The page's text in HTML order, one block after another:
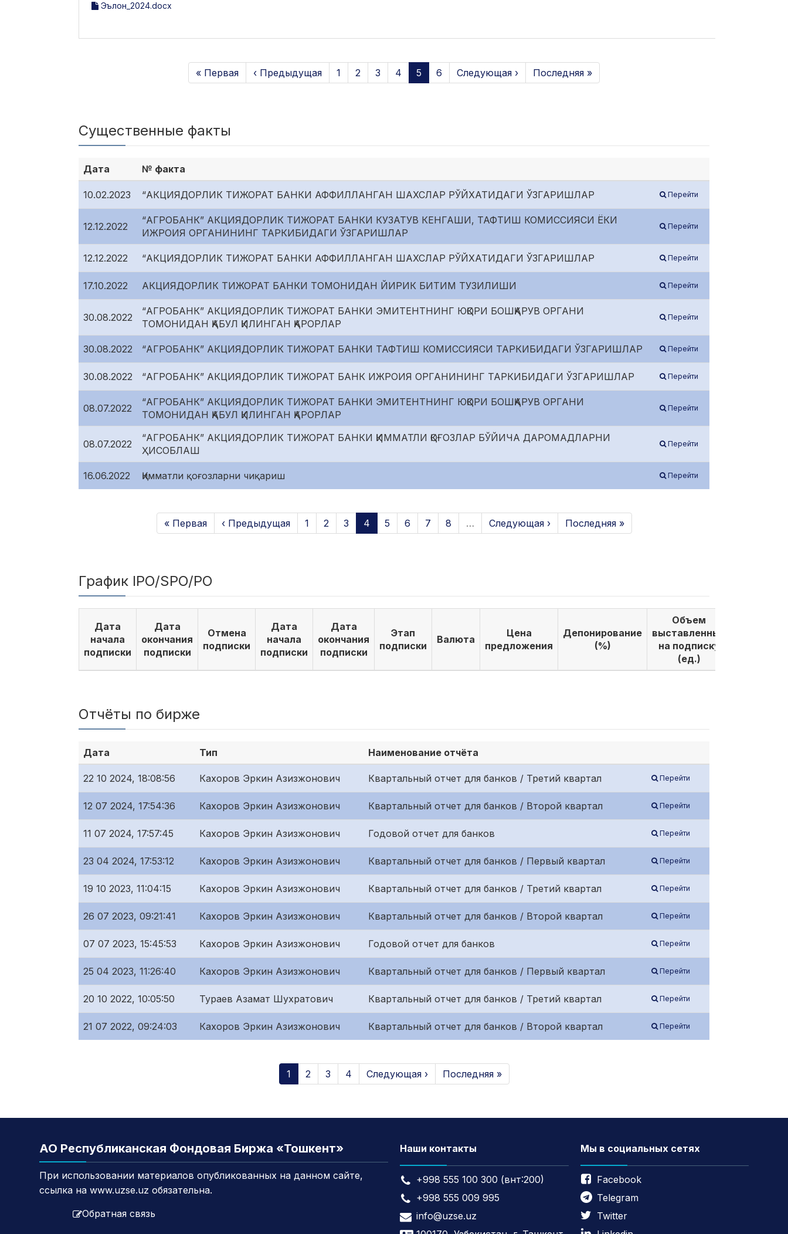
Эълон_2024.docx
« Первая ‹ Предыдущая 1 2 3 4 5 6 Следующая › Последняя »
Существенные факты
Дата № факта
10.02.2023 “АКЦИЯДОРЛИК ТИЖОРАТ БАНКИ АФФИЛЛАНГАН ШАХСЛАР РЎЙХАТИДАГИ ЎЗГАРИШЛАР Перейти
12.12.2022
“АГРОБАНК” АКЦИЯДОРЛИК ТИЖОРАТ БАНКИ КУЗАТУВ КЕНГАШИ, ТАФТИШ КОМИССИЯСИ ЁКИ
ИЖРОИЯ ОРГАНИНИНГ ТАРКИБИДАГИ ЎЗГАРИШЛАР
Перейти
12.12.2022 “АКЦИЯДОРЛИК ТИЖОРАТ БАНКИ АФФИЛЛАНГАН ШАХСЛАР РЎЙХАТИДАГИ ЎЗГАРИШЛАР Перейти
17.10.2022 АКЦИЯДОРЛИК ТИЖОРАТ БАНКИ ТОМОНИДАН ЙИРИК БИТИМ ТУЗИЛИШИ Перейти
30.08.2022
“АГРОБАНК” АКЦИЯДОРЛИК ТИЖОРАТ БАНКИ ЭМИТЕНТНИНГ ЮҚОРИ БОШҚАРУВ ОРГАНИ
ТОМОНИДАН ҚАБУЛ ҚИЛИНГАН ҚАРОРЛАР
Перейти
30.08.2022 “АГРОБАНК” АКЦИЯДОРЛИК ТИЖОРАТ БАНКИ ТАФТИШ КОМИССИЯСИ ТАРКИБИДАГИ ЎЗГАРИШЛАР Перейти
30.08.2022 “АГРОБАНК” АКЦИЯДОРЛИК ТИЖОРАТ БАНК ИЖРОИЯ ОРГАНИНИНГ ТАРКИБИДАГИ ЎЗГАРИШЛАР Перейти
08.07.2022
“АГРОБАНК” АКЦИЯДОРЛИК ТИЖОРАТ БАНКИ ЭМИТЕНТНИНГ ЮҚОРИ БОШҚАРУВ ОРГАНИ
ТОМОНИДАН ҚАБУЛ ҚИЛИНГАН ҚАРОРЛАР
Перейти
08.07.2022
“АГРОБАНК” АКЦИЯДОРЛИК ТИЖОРАТ БАНКИ ҚИММАТЛИ ҚОҒОЗЛАР БЎЙИЧА ДАРОМАДЛАРНИ
ҲИСОБЛАШ
Перейти
16.06.2022 Қимматли қоғозларни чиқариш Перейти
« Первая ‹ Предыдущая 1 2 3 4 5 6 7 8 … Следующая › Последняя »
График IPO/SPO/PO
Дата
начала
подписки
Дата
окончания
подписки
Отмена
подписки
Дата
начала
подписки
Дата
окончания
подписки
Этап
подписки
Валюта
Цена
предложения
Депонирование
(%)
Объем
выставленных
на подписку
(ед.)
Отчёты по бирже
Дата Тип Наименование отчёта
22 10 2024, 18:08:56 Кахоров Эркин Азизжонович Квартальный отчет для банков / Третий квартал Перейти
12 07 2024, 17:54:36 Кахоров Эркин Азизжонович Квартальный отчет для банков / Второй квартал Перейти
11 07 2024, 17:57:45 Кахоров Эркин Азизжонович Годовой отчет для банков Перейти
23 04 2024, 17:53:12 Кахоров Эркин Азизжонович Квартальный отчет для банков / Первый квартал Перейти
19 10 2023, 11:04:15 Кахоров Эркин Азизжонович Квартальный отчет для банков / Третий квартал Перейти
26 07 2023, 09:21:41 Кахоров Эркин Азизжонович Квартальный отчет для банков / Второй квартал Перейти
07 07 2023, 15:45:53 Кахоров Эркин Азизжонович Годовой отчет для банков Перейти
25 04 2023, 11:26:40 Кахоров Эркин Азизжонович Квартальный отчет для банков / Первый квартал Перейти
20 10 2022, 10:05:50 Тураев Азамат Шухратович Квартальный отчет для банков / Третий квартал Перейти
21 07 2022, 09:24:03 Кахоров Эркин Азизжонович Квартальный отчет для банков / Второй квартал Перейти
1 2 3 4 Следующая › Последняя »
АО Республиканская Фондовая Биржа «Тошкент»
При использовании материалов опубликованных на данном сайте,
ссылка на www.uzse.uz обязательна.
Обратная связь
Наши контакты
+998 555 100 300 (внт:200)
+998 555 009 995
info@uzse.uz
Мы в социальных сетях
Facebook
Telegram
Twitter